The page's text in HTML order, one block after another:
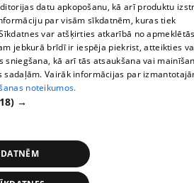
e-mail -
datu apkopošanu, kā arī produktu
par visām sīkdatnēm, kuras tiek
var atšķirties atkarībā no
jebkurā brīdī ir iespēja piekrist, atteikties
sniegšana, kā arī tās atsaukšana vai
Vairāk informācijas par
noteikumos.
→